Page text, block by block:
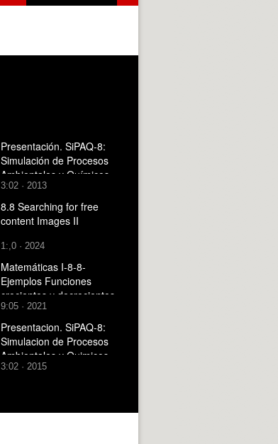
Presentación. SiPAQ-8:
Simulación de Procesos
Ambientales y Químicos
con Visio¿ y Dia¿
3:02 · 2013
8.8 Searching for free
content Images II
1:,0 · 2024
Matemáticas I-8-8-
Ejemplos Funciones
crecientes y decrecientes
9:05 · 2021
Presentacion. SiPAQ-8:
Simulacion de Procesos
Ambientales y Quimicos
con Visio? y Dia?
3:02 · 2015